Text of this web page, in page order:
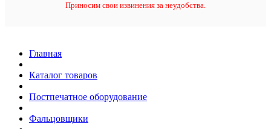
Приносим свои извинения за неудобства.
Главная
Каталог товаров
Постпечатное оборудование
Фальцовщики